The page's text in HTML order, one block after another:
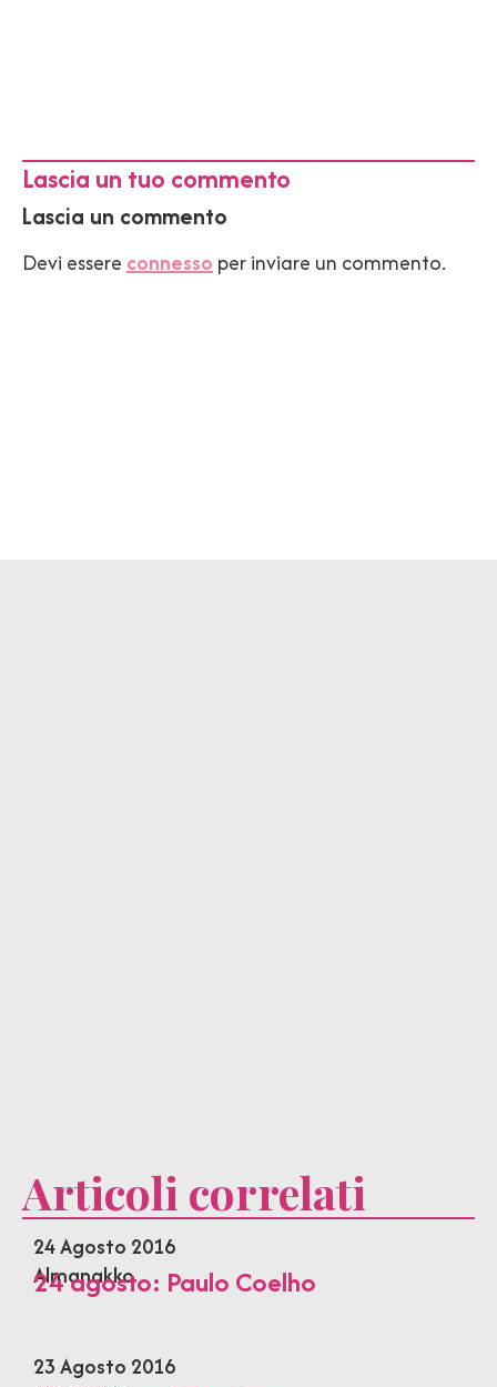
Lascia un tuo commento
Lascia un commento
Devi essere connesso per inviare un commento.
Articoli correlati
24 Agosto 2016
Almanakko
24 agosto: Paulo Coelho
23 Agosto 2016